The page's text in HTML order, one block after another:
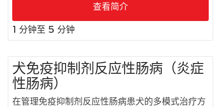
查看简介
1 分钟至 5 分钟
犬免疫抑制剂反应性肠病（炎症
性肠病）
在管理免疫抑制剂反应性肠病患犬的多模式治疗方